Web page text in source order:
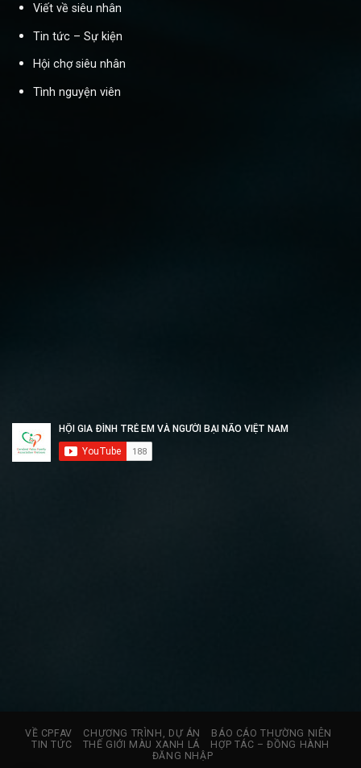
Viết về siêu nhân
Tin tức – Sự kiện
Hội chợ siêu nhân
Tình nguyện viên
VỀ CPFAV CHƯƠNG TRÌNH, DỰ ÁN
BÁO CÁO THƯỜNG NIÊN
TIN TỨC
THẾ GIỚI MÀU XANH LÁ
HỢP TÁC – ĐỒNG HÀNH
ĐĂNG NHẬP